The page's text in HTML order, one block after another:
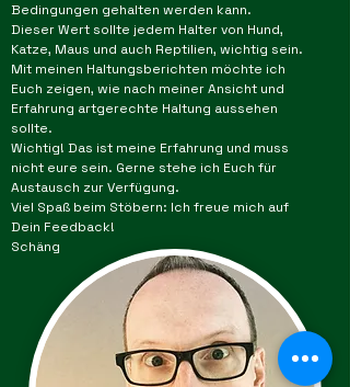
Bedingungen gehalten werden kann.
Dieser Wert sollte jedem Halter von Hund,
Katze, Maus und auch Reptilien, wichtig sein.
Mit meinen Haltungsberichten möchte ich
Euch zeigen, wie nach meiner Ansicht und
Erfahrung artgerechte Haltung aussehen
sollte.
Wichtig! Das ist meine Erfahrung und muss
nicht eure sein. Gerne stehe ich Euch für
Austausch zur Verfügung.
Viel Spaß beim Stöbern: Ich freue mich auf
Dein Feedback!
Schäng